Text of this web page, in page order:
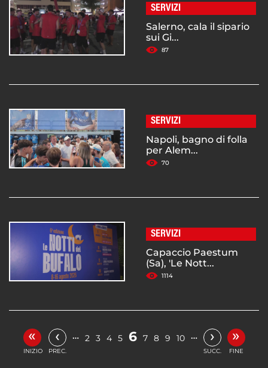
SERVIZI
Salerno, cala il sipario
sui Gi...
87
SERVIZI
Napoli, bagno di folla
per Alem...
70
SERVIZI
Capaccio Paestum
(Sa), 'Le Nott...
1114
«
INIZIO
‹
PREC.
… 2 3 4 5 6 7 8 9 10 … ›
SUCC.
»
FINE